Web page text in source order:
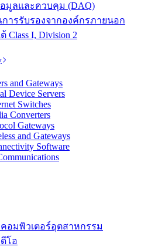
มูลและควบคุม (DAQ)
ารรับรองจากองค์กรภายนอก
I, Division 2
and Gateways
Device Servers
Switches
Converters
Gateways
and Gateways
Software
อมพิวเตอร์อุตสาหกรรม
โอ